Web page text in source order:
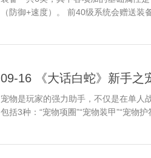
（防御+速度）。 前40级系统会赠送
09-16 《大话白蛇》新手之
宠物是玩家的强力助手，不仅是在单人
包括3种：“宠物项圈”“宠物装甲”“宠物